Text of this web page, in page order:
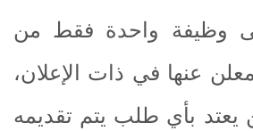
وظيفة واحدة فقط من
عنها في ذات الإعلان،
يعتد بأي طلب يتم تقديمه